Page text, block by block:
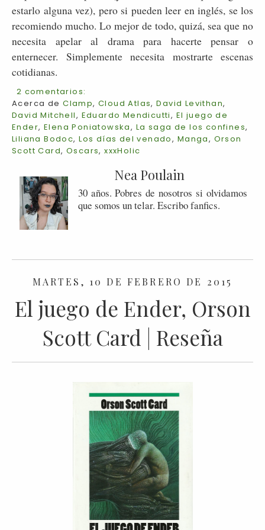
estarlo alguna vez), pero si pueden leer en inglés, se los
recomiendo mucho. Lo mejor de todo, quizá, sea que no
necesita apelar al drama para hacerte pensar o
enternecer. Simplemente necesita mostrarte escenas
cotidianas.
2 comentarios:
Acerca deClamp, Cloud Atlas,David Levithan,
David Mitchell, Eduardo Mendicutti, El juego de
Ender, Elena Poniatowska, La saga de los confines,
Liliana Bodoc,Los días del venado, Manga, Orson
Scott Card, Oscars,xxxHolic
Nea Poulain
30 años. Pobres de nosotros si olvidamos
que somos un telar. Escribo fanfics.
MARTES, 10 DE FEBRERO DE 2015
El juego de Ender, Orson
Scott Card | Reseña